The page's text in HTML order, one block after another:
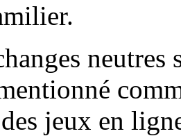
jeux en